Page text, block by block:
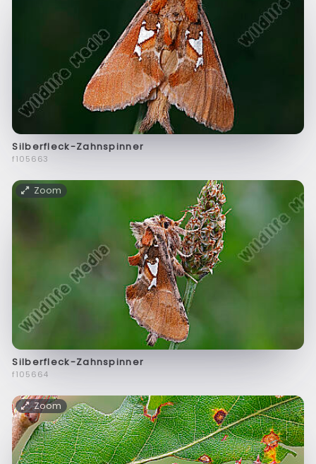
Silberfleck-Zahnspinner
f105663
Zoom
Silberfleck-Zahnspinner
f105664
Zoom